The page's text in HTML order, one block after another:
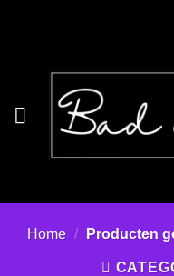
Home / Producten